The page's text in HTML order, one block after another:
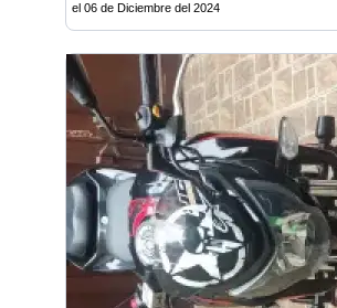
el 06 de Diciembre del 2024